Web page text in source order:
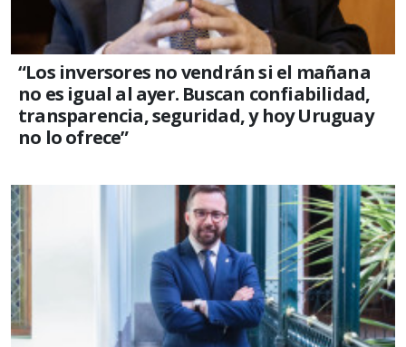
“Los inversores no vendrán si el mañana
no es igual al ayer. Buscan confiabilidad,
transparencia, seguridad, y hoy Uruguay
no lo ofrece”